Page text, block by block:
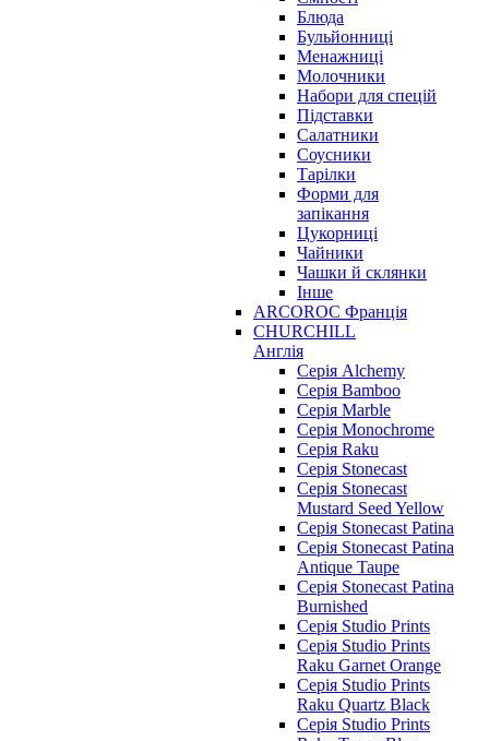
Блюда
Бульйонниці
Менажниці
Молочники
Набори для спецій
Підставки
Салатники
Соусники
Тарілки
Форми для
запікання
Цукорниці
Чайники
Чашки й склянки
Інше
ARCOROC Франція
CHURCHILL
Англія
Серія Alchemy
Серія Bamboo
Серія Marble
Серія Monochrome
Серія Raku
Серія Stonecast
Серія Stonecast
Mustard Seed Yellow
Серія Stonecast Patina
Серія Stonecast Patina
Antique Taupe
Серія Stonecast Patina
Burnished
Серія Studio Prints
Серія Studio Prints
Raku Garnet Orange
Серія Studio Prints
Raku Quartz Black
Серія Studio Prints